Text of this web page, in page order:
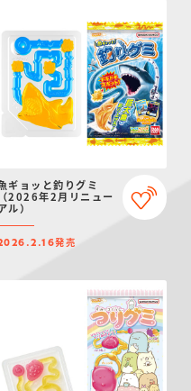
ギョッと釣りグミ
（2026年2月リニュー
ル）
発売